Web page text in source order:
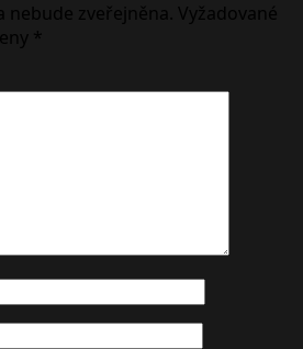
nebude zveřejněna. Vyžadované
*